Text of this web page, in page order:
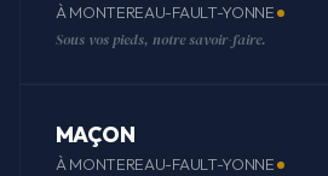
À MONTEREAU-FAULT-YONNE
Sous vos pieds, notre savoir-faire.
MAÇON
À MONTEREAU-FAULT-YONNE